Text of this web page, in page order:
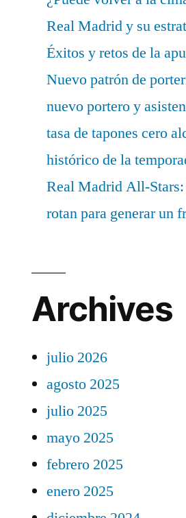
Real Madrid y su
Éxitos y retos de la
Nuevo patrón de
nuevo portero y
tasa de tapones cero
histórico de la
Real Madrid All-Stars:
rotan para generar un
Archives
julio 2026
agosto 2025
julio 2025
mayo 2025
febrero 2025
enero 2025